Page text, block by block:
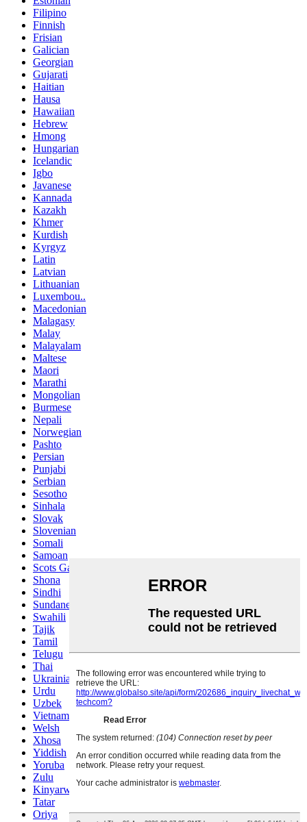
Filipino
Finnish
Frisian
Galician
Georgian
Gujarati
Haitian
Hausa
Hawaiian
Hebrew
Hmong
Hungarian
Icelandic
Igbo
Javanese
Kannada
Kazakh
Khmer
Kurdish
Kyrgyz
Latin
Latvian
Lithuanian
Luxembou..
Macedonian
Malagasy
Malay
Malayalam
Maltese
Maori
Marathi
Mongolian
Burmese
Nepali
Norwegian
Pashto
Persian
Punjabi
Serbian
Sesotho
Sinhala
Slovak
Slovenian
Somali
Samoan
Scots Gaelic
Shona
Sindhi
Sundanese
Swahili
Tajik
Tamil
Telugu
Thai
Ukrainian
Urdu
Uzbek
Vietnamese
Welsh
Xhosa
Yiddish
Yoruba
Zulu
Kinyarwanda
Tatar
Oriya